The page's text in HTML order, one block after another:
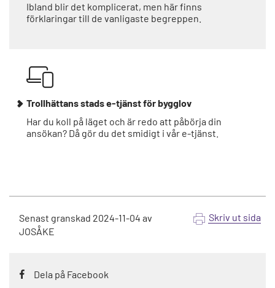
Ibland blir det komplicerat, men här finns
förklaringar till de vanligaste begreppen.
Trollhättans stads e-tjänst för bygglov
Har du koll på läget och är redo att påbörja din
ansökan? Då gör du det smidigt i vår e-tjänst.
Senast granskad 2024-11-04 av
JOSÅKE
Skriv ut sida
Dela på Facebook